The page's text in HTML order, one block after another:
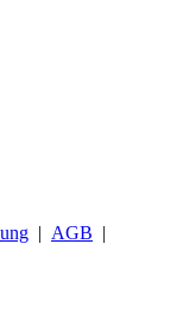
| AGB |